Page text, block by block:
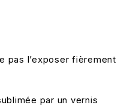
pas l’exposer fièrement
par un vernis